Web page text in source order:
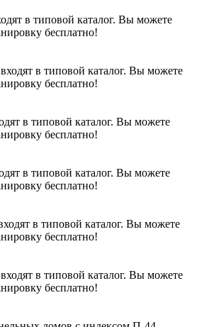
в типовой каталог. Вы можете
бесплатно!
в типовой каталог. Вы можете
бесплатно!
в типовой каталог. Вы можете
бесплатно!
в типовой каталог. Вы можете
бесплатно!
в типовой каталог. Вы можете
бесплатно!
в типовой каталог. Вы можете
бесплатно!